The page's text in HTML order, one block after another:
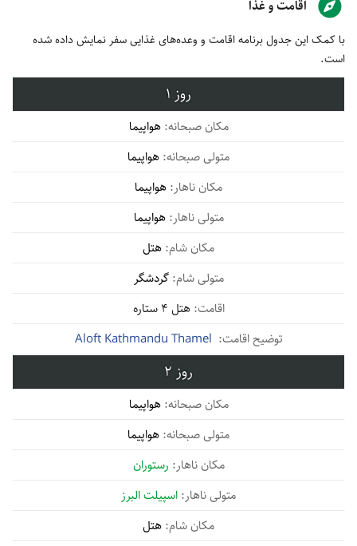
اقامت و غذا
با کمک این جدول برنامه اقامت و وعده‌های غذایی سفر نمایش داده شده
است.
1
هواپیما
هواپیما
هواپیما
هواپیما
هتل
گردشگر
هتل 4 ستاره
Aloft Kathmandu Thamel
2
هواپیما
هواپیما
رستوران
اسپیلت البرز
هتل